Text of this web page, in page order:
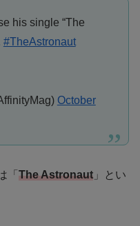
his single “The
#TheAstronaut
October
「 The Astronaut 」とい